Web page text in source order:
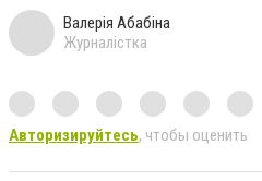
Валерія Абабіна
Журналістка
Авторизируйтесь, чтобы оценить